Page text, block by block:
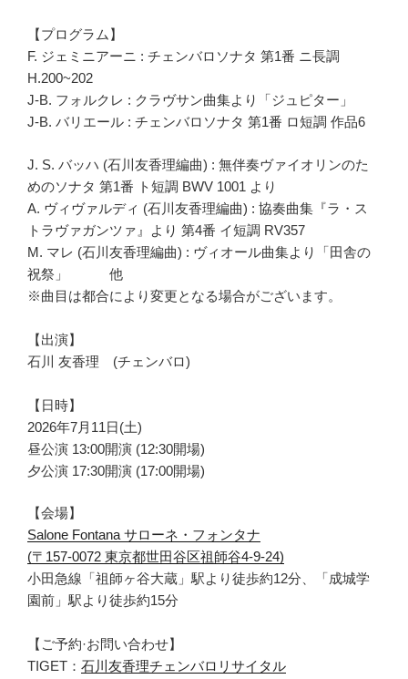
【プログラム】
F. ジェミニアーニ : チェンバロソナタ 第1番 ニ長調
H.200~202
J-B. フォルクレ : クラヴサン曲集より「ジュピター」
J-B. バリエール : チェンバロソナタ 第1番 ロ短調 作品6
J. S. バッハ (石川友香理編曲) : 無伴奏ヴァイオリンのた
めのソナタ 第1番 ト短調 BWV 1001 より
A. ヴィヴァルディ (石川友香理編曲) : 協奏曲集『ラ・ス
トラヴァガンツァ』より 第4番 イ短調 RV357
M. マレ (石川友香理編曲) : ヴィオール曲集より「田舎の
祝祭」 他
※曲目は都合により変更となる場合がございます。
【出演】
石川 友香理 (チェンバロ)
【日時】
2026年7月11日(土)
昼公演 13:00開演 (12:30開場)
夕公演 17:30開演 (17:00開場)
【会場】
Salone Fontana サローネ・フォンタナ
(〒157-0072 東京都世田谷区祖師谷4-9-24)
小田急線「祖師ヶ谷大蔵」駅より徒歩約12分、「成城学
園前」駅より徒歩約15分
【ご予約·お問い合わせ】
TIGET： 石川友香理チェンバロリサイタル